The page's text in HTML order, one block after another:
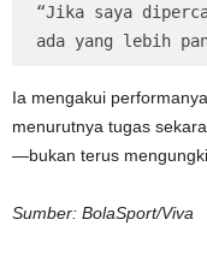
“Jika saya
ada yang lebih
Ia mengakui
menurutnya tugas
—bukan terus
Sumber: BolaSport/Viva